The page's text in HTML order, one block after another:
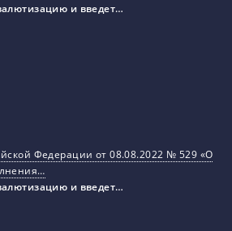
и введет…
Федерации от 08.08.2022 № 529 «О
и введет…